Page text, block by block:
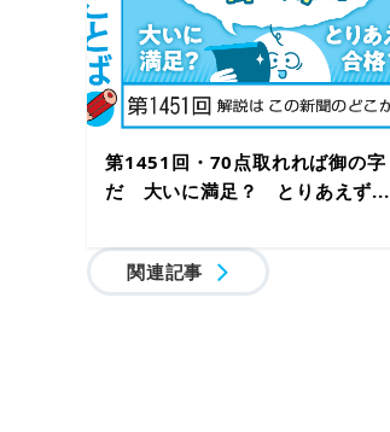
第1451回・70点取れれば御の字
だ 大いに満足？ とりあえず...
関連記事